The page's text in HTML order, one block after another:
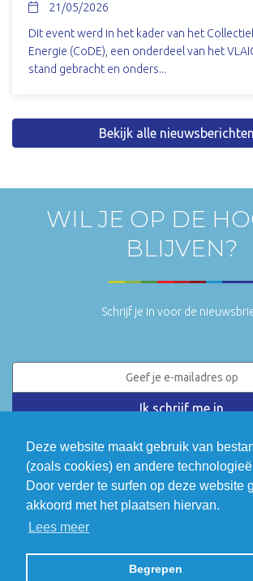
Deze website maakt gebruik van
(zoals cookies) en andere
Door verder te surfen op deze website
akkoord met het plaatsen hiervan.
Lees meer
Begrepen
21/05/2026
Dit event werd in het kader van het
Energie (CoDE), een onderdeel van het
stand gebracht en onders...
Bekijk alle
WIL JE OP DE
BLIJVEN?
Schrijf je in voor de
LinkedIn Twitter
COGEN Vlaanderen • Koningsstraat 146,
info@cogenvlaanderen.be
© Copyright 2026 | Cogen Vlaanderen • Alle